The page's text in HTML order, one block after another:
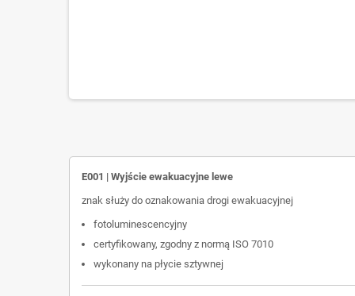
E001 | Wyjście ewakuacyjne lewe
znak służy do oznakowania drogi ewakuacyjnej
fotoluminescencyjny
certyfikowany, zgodny z normą ISO 7010
wykonany na płycie sztywnej